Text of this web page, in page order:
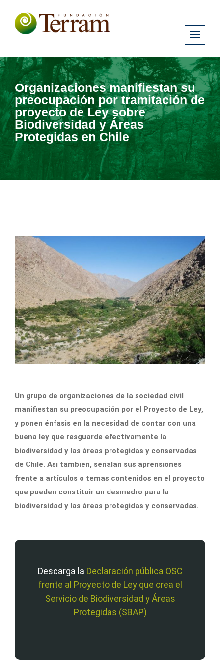
Organizaciones manifiestan su
preocupación por tramitación de
proyecto de Ley sobre
Biodiversidad y Áreas
Protegidas en Chile
Un grupo de organizaciones de la sociedad civil
manifiestan su preocupación por el Proyecto de Ley,
y ponen énfasis en la necesidad de contar con una
buena ley que resguarde efectivamente la
biodiversidad y las áreas protegidas y conservadas
de Chile. Así también, señalan sus aprensiones
frente a artículos o temas contenidos en el proyecto
que pueden constituir un desmedro para la
biodiversidad y las áreas protegidas y conservadas.
Descarga la Declaración pública OSC
frente al Proyecto de Ley que crea el
Servicio de Biodiversidad y Áreas
Protegidas (SBAP)